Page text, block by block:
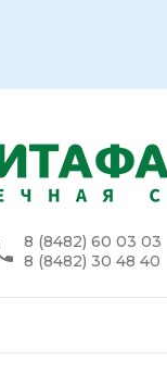
8 (8482) 60 03 03
8 (8482) 30 48 40